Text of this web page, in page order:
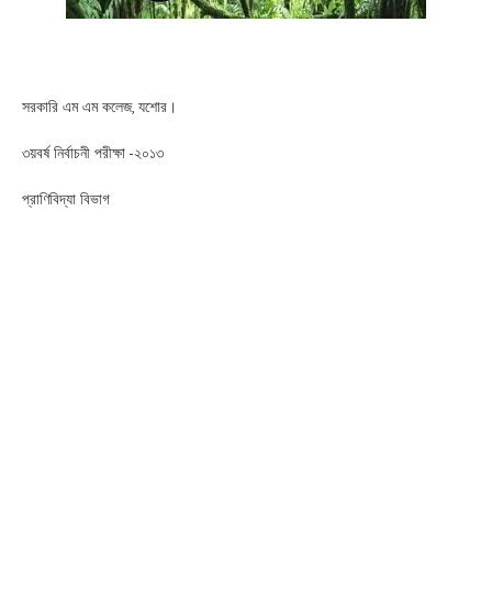
সরকারি এম এম কলেজ, যশোর।
৩য়বর্ষ নির্বাচনী পরীক্ষা -২০১৩
প্রাণিবিদ্যা বিভাগ